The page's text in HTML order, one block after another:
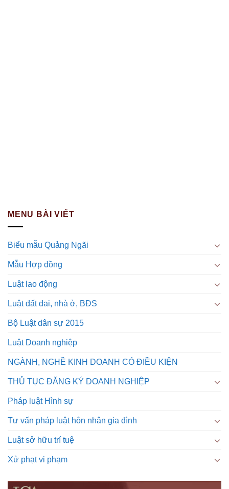
MENU BÀI VIẾT
Biểu mẫu Quảng Ngãi
Mẫu Hợp đồng
Luật lao động
Luật đất đai, nhà ở, BĐS
Bộ Luật dân sự 2015
Luật Doanh nghiệp
NGÀNH, NGHỀ KINH DOANH CÓ ĐIỀU KIỆN
THỦ TỤC ĐĂNG KÝ DOANH NGHIỆP
Pháp luật Hình sự
Tư vấn pháp luật hôn nhân gia đình
Luật sở hữu trí tuệ
Xử phạt vi phạm